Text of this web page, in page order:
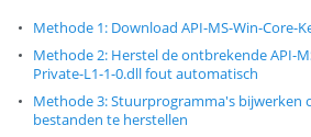
Methode 1: Download API-MS-Win-Core-
Methode 2: Herstel de ontbrekende API-
Private-L1-1-0.dll fout automatisch
Methode 3: Stuurprogramma's bijwerken
bestanden te herstellen